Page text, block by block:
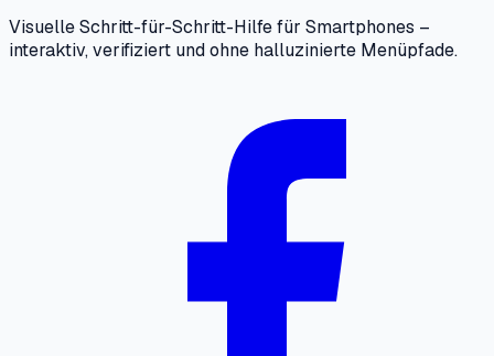
Visuelle Schritt-für-Schritt-Hilfe für Smartphones –
interaktiv, verifiziert und ohne halluzinierte Menüpfade.